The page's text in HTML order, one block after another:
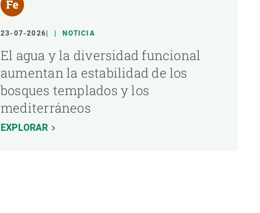
23-07-2026 NOTICIA
El agua y la diversidad funcional
aumentan la estabilidad de los
bosques templados y los
mediterráneos
EXPLORAR